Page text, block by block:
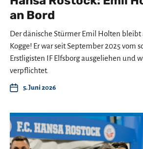
an Bord
Der dänische Stürmer Emil Holten bleibt
Kogge! Er war seit September 2025 vom
Erstligisten IF Elfsborg ausgeliehen und
verpflichtet.
5. Juni 2026